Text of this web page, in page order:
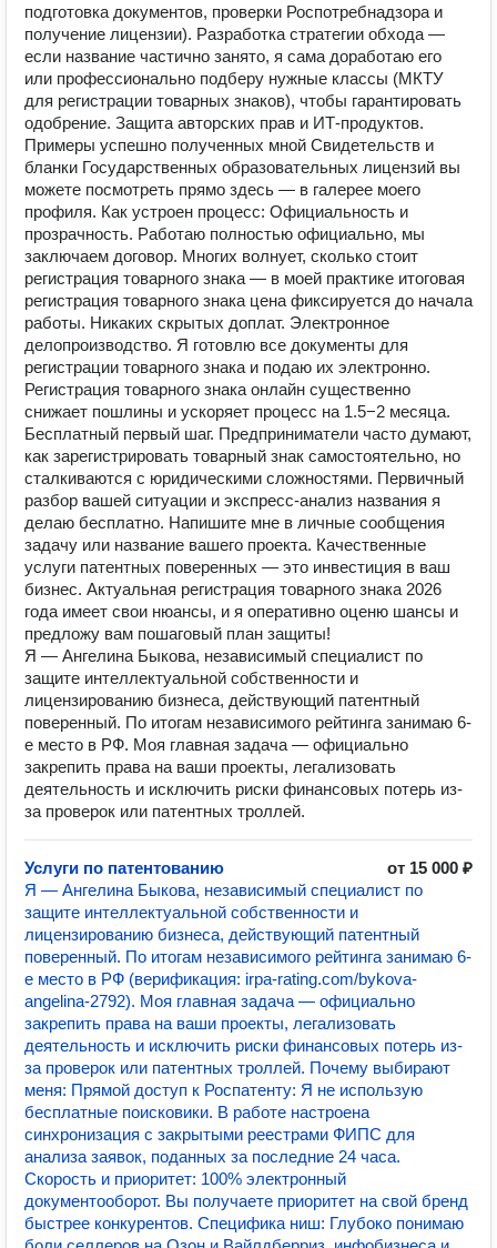
подготовка документов, проверки Роспотребнадзора и
получение лицензии). Разработка стратегии обхода —
если название частично занято, я сама доработаю его
или профессионально подберу нужные классы (МКТУ
для регистрации товарных знаков), чтобы гарантировать
одобрение. Защита авторских прав и ИТ-продуктов.
Примеры успешно полученных мной Свидетельств и
бланки Государственных образовательных лицензий вы
можете посмотреть прямо здесь — в галерее моего
профиля. Как устроен процесс: Официальность и
прозрачность. Работаю полностью официально, мы
заключаем договор. Многих волнует, сколько стоит
регистрация товарного знака — в моей практике итоговая
регистрация товарного знака цена фиксируется до начала
работы. Никаких скрытых доплат. Электронное
делопроизводство. Я готовлю все документы для
регистрации товарного знака и подаю их электронно.
Регистрация товарного знака онлайн существенно
снижает пошлины и ускоряет процесс на 1.5−2 месяца.
Бесплатный первый шаг. Предприниматели часто думают,
как зарегистрировать товарный знак самостоятельно, но
сталкиваются с юридическими сложностями. Первичный
разбор вашей ситуации и экспресс-анализ названия я
делаю бесплатно. Напишите мне в личные сообщения
задачу или название вашего проекта. Качественные
услуги патентных поверенных — это инвестиция в ваш
бизнес. Актуальная регистрация товарного знака 2026
года имеет свои нюансы, и я оперативно оценю шансы и
предложу вам пошаговый план защиты!
Я — Ангелина Быкова, независимый специалист по
защите интеллектуальной собственности и
лицензированию бизнеса, действующий патентный
поверенный. По итогам независимого рейтинга занимаю 6-
е место в РФ. Моя главная задача — официально
закрепить права на ваши проекты, легализовать
деятельность и исключить риски финансовых потерь из-
за проверок или патентных троллей.
Услуги по патентованию
от 15 000 ₽
Я — Ангелина Быкова, независимый специалист по
защите интеллектуальной собственности и
лицензированию бизнеса, действующий патентный
поверенный. По итогам независимого рейтинга занимаю 6-
е место в РФ (верификация: irpa-rating.com/bykova-
angelina-2792). Моя главная задача — официально
закрепить права на ваши проекты, легализовать
деятельность и исключить риски финансовых потерь из-
за проверок или патентных троллей. Почему выбирают
меня: Прямой доступ к Роспатенту: Я не использую
бесплатные поисковики. В работе настроена
синхронизация с закрытыми реестрами ФИПС для
анализа заявок, поданных за последние 24 часа.
Скорость и приоритет: 100% электронный
документооборот. Вы получаете приоритет на свой бренд
быстрее конкурентов. Специфика ниш: Глубоко понимаю